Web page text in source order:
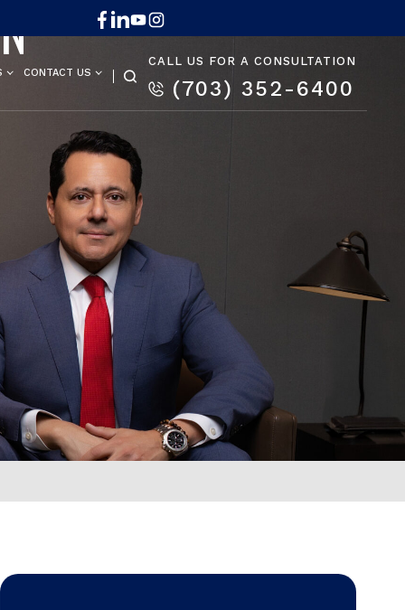
CONTACT US
CALL US FOR A CONSULTATION
(703) 352-6400